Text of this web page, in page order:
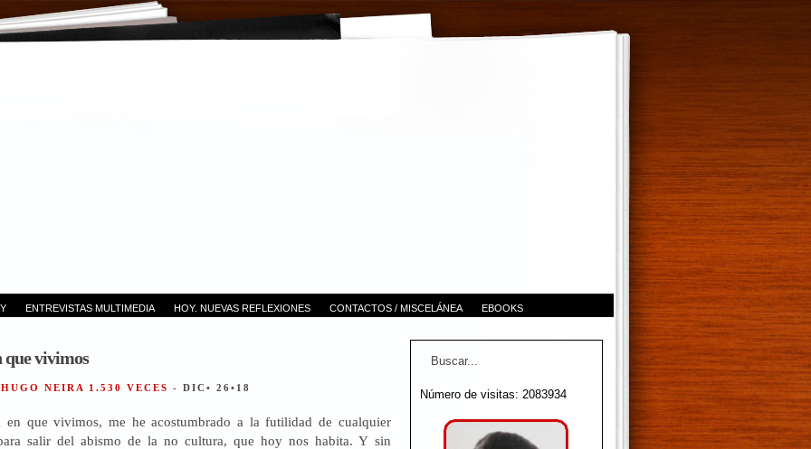
ENTREVISTAS MULTIMEDIA HOY. NUEVAS REFLEXIONES CONTACTOS / MISCELÁNEA EBOOKS
que vivimos
NEIRA 1.530 VECES - DIC• 26•18
en que vivimos, me he acostumbrado a la futilidad de cualquier
salir del abismo de la no cultura, que hoy nos habita. Y sin
Número de visitas: 2083934